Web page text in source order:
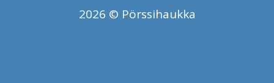
2026 © Pörssihaukka